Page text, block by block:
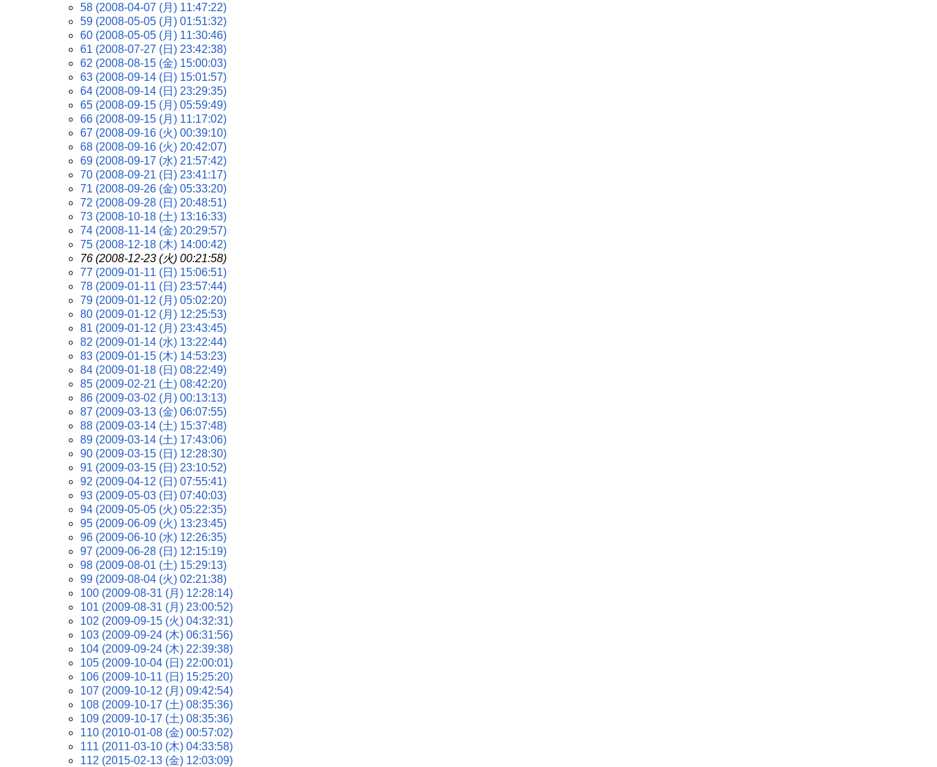
58 (2008-04-07 (月) 11:47:22)
59 (2008-05-05 (月) 01:51:32)
60 (2008-05-05 (月) 11:30:46)
61 (2008-07-27 (日) 23:42:38)
62 (2008-08-15 (金) 15:00:03)
63 (2008-09-14 (日) 15:01:57)
64 (2008-09-14 (日) 23:29:35)
65 (2008-09-15 (月) 05:59:49)
66 (2008-09-15 (月) 11:17:02)
67 (2008-09-16 (火) 00:39:10)
68 (2008-09-16 (火) 20:42:07)
69 (2008-09-17 (水) 21:57:42)
70 (2008-09-21 (日) 23:41:17)
71 (2008-09-26 (金) 05:33:20)
72 (2008-09-28 (日) 20:48:51)
73 (2008-10-18 (土) 13:16:33)
74 (2008-11-14 (金) 20:29:57)
75 (2008-12-18 (木) 14:00:42)
76 (2008-12-23 (火) 00:21:58)
77 (2009-01-11 (日) 15:06:51)
78 (2009-01-11 (日) 23:57:44)
79 (2009-01-12 (月) 05:02:20)
80 (2009-01-12 (月) 12:25:53)
81 (2009-01-12 (月) 23:43:45)
82 (2009-01-14 (水) 13:22:44)
83 (2009-01-15 (木) 14:53:23)
84 (2009-01-18 (日) 08:22:49)
85 (2009-02-21 (土) 08:42:20)
86 (2009-03-02 (月) 00:13:13)
87 (2009-03-13 (金) 06:07:55)
88 (2009-03-14 (土) 15:37:48)
89 (2009-03-14 (土) 17:43:06)
90 (2009-03-15 (日) 12:28:30)
91 (2009-03-15 (日) 23:10:52)
92 (2009-04-12 (日) 07:55:41)
93 (2009-05-03 (日) 07:40:03)
94 (2009-05-05 (火) 05:22:35)
95 (2009-06-09 (火) 13:23:45)
96 (2009-06-10 (水) 12:26:35)
97 (2009-06-28 (日) 12:15:19)
98 (2009-08-01 (土) 15:29:13)
99 (2009-08-04 (火) 02:21:38)
100 (2009-08-31 (月) 12:28:14)
101 (2009-08-31 (月) 23:00:52)
102 (2009-09-15 (火) 04:32:31)
103 (2009-09-24 (木) 06:31:56)
104 (2009-09-24 (木) 22:39:38)
105 (2009-10-04 (日) 22:00:01)
106 (2009-10-11 (日) 15:25:20)
107 (2009-10-12 (月) 09:42:54)
108 (2009-10-17 (土) 08:35:36)
109 (2009-10-17 (土) 08:35:36)
110 (2010-01-08 (金) 00:57:02)
111 (2011-03-10 (木) 04:33:58)
112 (2015-02-13 (金) 12:03:09)